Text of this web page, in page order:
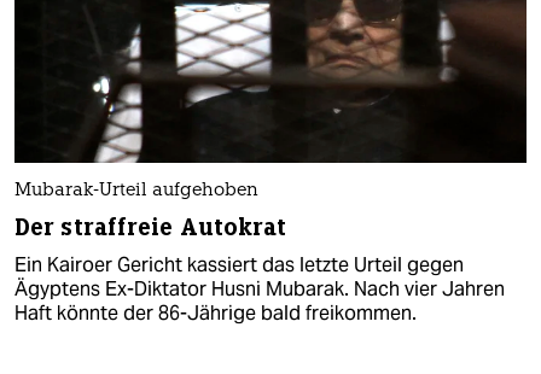
Mubarak-Urteil aufgehoben
Der straffreie Autokrat
Ein Kairoer Gericht kassiert das letzte Urteil gegen
Ägyptens Ex-Diktator Husni Mubarak. Nach vier Jahren
Haft könnte der 86-Jährige bald freikommen.